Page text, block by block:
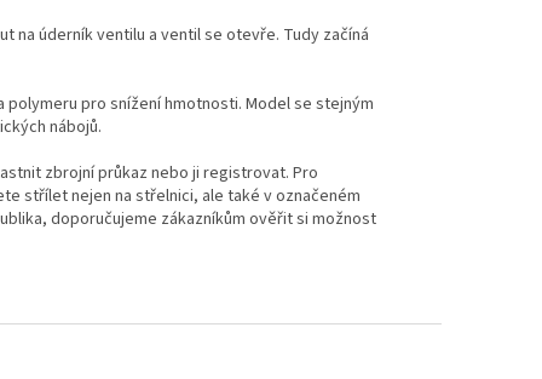
na úderník ventilu a ventil se otevře. Tudy začíná
pro snížení hmotnosti. Model se stejným
nábojů.
zbrojní průkaz nebo ji registrovat. Pro
střílet nejen na střelnici, ale také v označeném
doporučujeme zákazníkům ověřit si možnost